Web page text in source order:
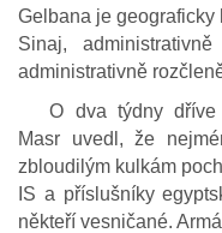
Gelbana je
Sinaj,
administrativně
O dva týdny dříve
Masr uvedl, že
zbloudilým kulkám
IS a příslušníky
někteří vesničané.